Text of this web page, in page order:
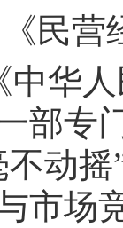
营经
华人
部专
动
市场